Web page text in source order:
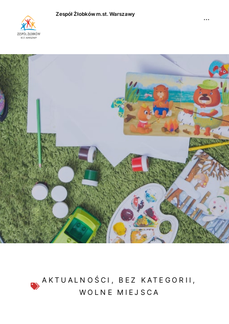
Zespół Żłobków m.st. Warszawy
···
AKTUALNOŚCI , BEZ KATEGORII ,
WOLNE MIEJSCA